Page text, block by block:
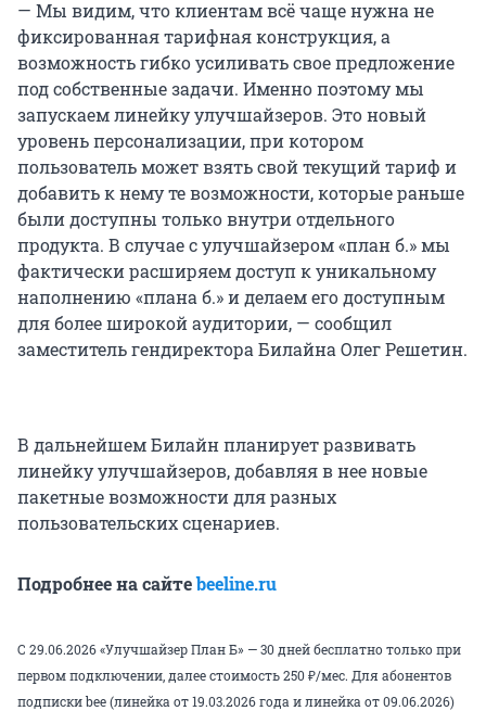
— Мы видим, что клиентам всё чаще нужна не
фиксированная тарифная конструкция, а
возможность гибко усиливать свое предложение
под собственные задачи. Именно поэтому мы
запускаем линейку улучшайзеров. Это новый
уровень персонализации, при котором
пользователь может взять свой текущий тариф и
добавить к нему те возможности, которые раньше
были доступны только внутри отдельного
продукта. В случае с улучшайзером «план б.» мы
фактически расширяем доступ к уникальному
наполнению «плана б.» и делаем его доступным
для более широкой аудитории, — сообщил
заместитель гендиректора Билайна Олег Решетин.
В дальнейшем Билайн планирует развивать
линейку улучшайзеров, добавляя в нее новые
пакетные возможности для разных
пользовательских сценариев.
Подробнее на сайтеbeeline.ru
С 29.06.2026 «Улучшайзер План Б» — 30 дней бесплатно только при
первом подключении, далее стоимость 250 ₽/мес. Для абонентов
подписки bee (линейка от 19.03.2026 года и линейка от 09.06.2026)